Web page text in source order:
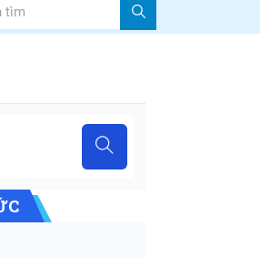
công tác Ban Văn hóa – Xã hội HĐND